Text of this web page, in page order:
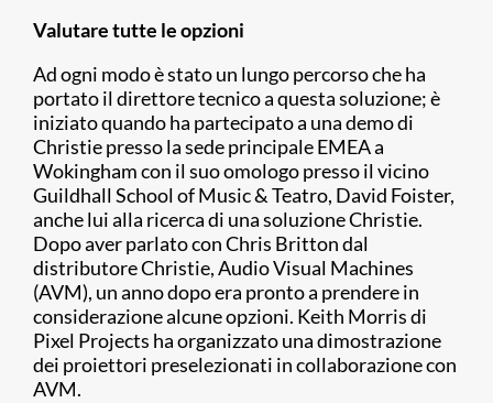
Valutare tutte le opzioni
Ad ogni modo è stato un lungo percorso che ha
portato il direttore tecnico a questa soluzione; è
iniziato quando ha partecipato a una demo di
Christie presso la sede principale EMEA a
Wokingham con il suo omologo presso il vicino
Guildhall School of Music & Teatro, David Foister,
anche lui alla ricerca di una soluzione Christie.
Dopo aver parlato con Chris Britton dal
distributore Christie, Audio Visual Machines
(AVM), un anno dopo era pronto a prendere in
considerazione alcune opzioni. Keith Morris di
Pixel Projects ha organizzato una dimostrazione
dei proiettori preselezionati in collaborazione con
AVM.